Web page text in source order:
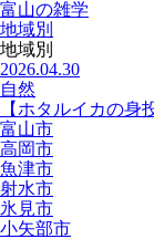
富山の雑学
地域別
地域別
2026.04.30
自然
【ホタルイカの身
富山市
高岡市
魚津市
射水市
氷見市
小矢部市